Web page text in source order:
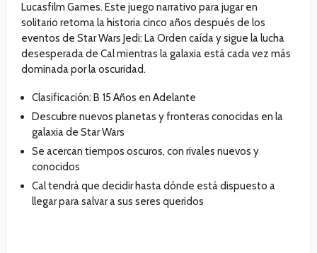
Lucasfilm Games. Este juego narrativo para jugar en
solitario retoma la historia cinco años después de los
eventos de Star Wars Jedi: La Orden caída y sigue la lucha
desesperada de Cal mientras la galaxia está cada vez más
dominada por la oscuridad.
Clasificación: B 15 Años en Adelante
Descubre nuevos planetas y fronteras conocidas en la
galaxia de Star Wars
Se acercan tiempos oscuros, con rivales nuevos y
conocidos
Cal tendrá que decidir hasta dónde está dispuesto a
llegar para salvar a sus seres queridos